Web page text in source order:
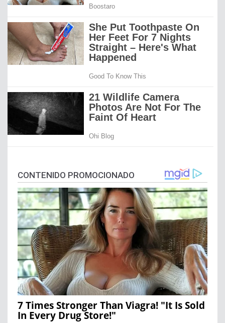
CONTENIDO PROMOCIONADO
7 Times Stronger Than Viagra! "It Is Sold
In Every Drug Store!"